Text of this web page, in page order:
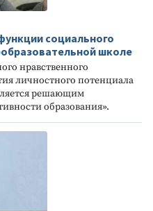
социального
школе
нравственного
личностного потенциала
решающим
образования».